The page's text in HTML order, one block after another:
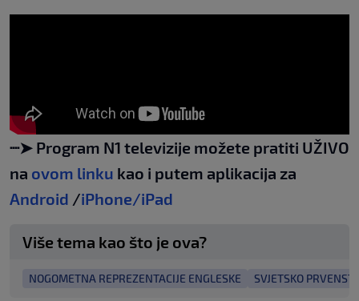
┈➤ Program N1 televizije možete pratiti UŽIVO
na ovom linku kao i putem aplikacija za
Android /iPhone/iPad
Više tema kao što je ova?
NOGOMETNA REPREZENTACIJE ENGLESKE SVJETSKO